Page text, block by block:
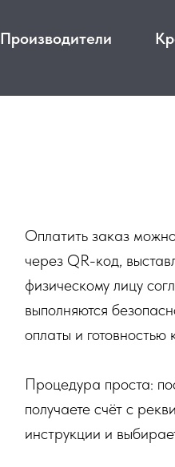
Производители
Оплатить заказ
через QR-код,
физическому лицу
выполняются
оплаты и
Процедура проста:
получаете счёт с
инструкции и